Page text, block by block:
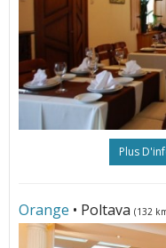
Plus
Orange • Poltava (132